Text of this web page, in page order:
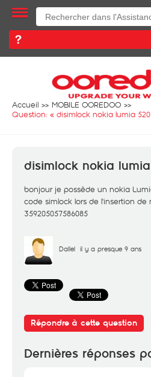
Accueil
MOBILE OOREDOO
Question: « disimlock nokia lumia 520
disimlock nokia
bonjour je possède un nokia
code simlock lors de l'insertion de
359205057586085
Dallel il y a presque 9 ans
Répondre à cette question
Dernières réponses